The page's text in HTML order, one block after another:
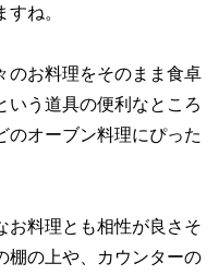
ね。
のお料理をそのまま食卓
いう道具の便利なところ
のオーブン料理にぴった
お料理とも相性が良さそ
棚の上や、カウンターの